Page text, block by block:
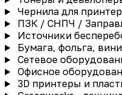
Чернила для
ПЗК / СНПЧ /
Источники
Бумага, фольга,
Сетевое
Офисное
3D принтеры и